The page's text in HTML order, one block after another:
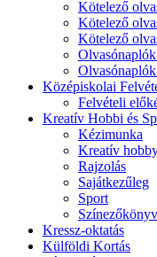
Kötelező
Kötelező
Kötelező
Középiskolai
Felvételi
Kreatív Hobbi és
Kézimunka
Kreatív
Rajzolás
Sajátkezűleg
Sport
Kressz-oktatás
Külföldi Kortás